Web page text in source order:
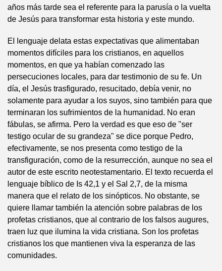
años más tarde sea el referente para la parusía o la vuelta
de Jesús para transformar esta historia y este mundo.
El lenguaje delata estas expectativas que alimentaban
momentos difíciles para los cristianos, en aquellos
momentos, en que ya habían comenzado las
persecuciones locales, para dar testimonio de su fe. Un
día, el Jesús trasfigurado, resucitado, debía venir, no
solamente para ayudar a los suyos, sino también para que
terminaran los sufrimientos de la humanidad. No eran
fábulas, se afirma. Pero la verdad es que eso de "ser
testigo ocular de su grandeza" se dice porque Pedro,
efectivamente, se nos presenta como testigo de la
transfiguración, como de la resurrección, aunque no sea el
autor de este escrito neotestamentario. El texto recuerda el
lenguaje bíblico de Is 42,1 y el Sal 2,7, de la misma
manera que el relato de los sinópticos. No obstante, se
quiere llamar también la atención sobre palabras de los
profetas cristianos, que al contrario de los falsos augures,
traen luz que ilumina la vida cristiana. Son los profetas
cristianos los que mantienen viva la esperanza de las
comunidades.